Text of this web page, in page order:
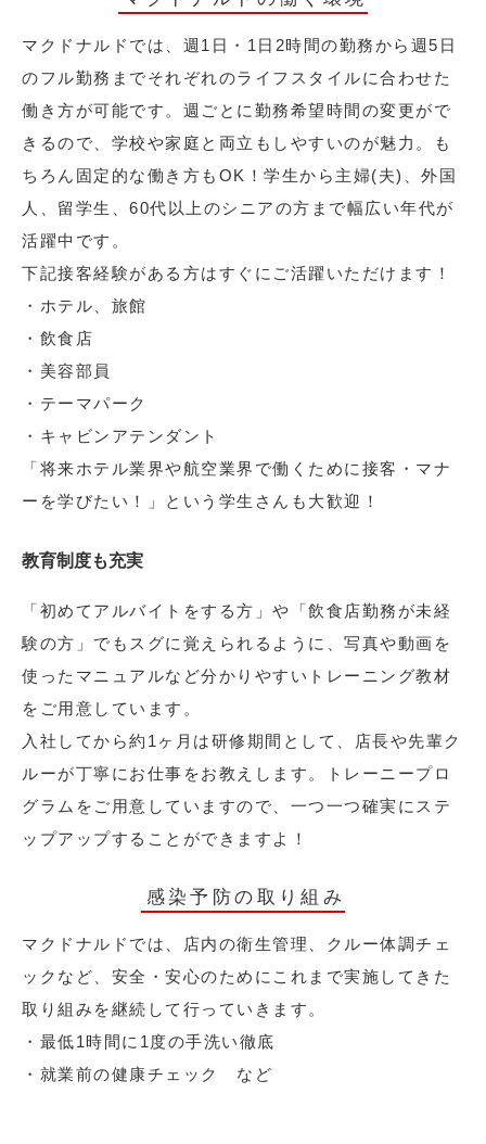
マクドナルドでは、週1日・1日2時間の勤務から週5日
のフル勤務までそれぞれのライフスタイルに合わせた
働き方が可能です。週ごとに勤務希望時間の変更がで
きるので、学校や家庭と両立もしやすいのが魅力。も
ちろん固定的な働き方もOK！学生から主婦(夫)、外国
人、留学生、60代以上のシニアの方まで幅広い年代が
活躍中です。
下記接客経験がある方はすぐにご活躍いただけます！
・ホテル、旅館
・飲食店
・美容部員
・テーマパーク
・キャビンアテンダント
「将来ホテル業界や航空業界で働くために接客・マナ
ーを学びたい！」という学生さんも大歓迎！
教育制度も充実
「初めてアルバイトをする方」や「飲食店勤務が未経
験の方」でもスグに覚えられるように、写真や動画を
使ったマニュアルなど分かりやすいトレーニング教材
をご用意しています。
入社してから約1ヶ月は研修期間として、店長や先輩ク
ルーが丁寧にお仕事をお教えします。トレーニープロ
グラムをご用意していますので、一つ一つ確実にステ
ップアップすることができますよ！
感染予防の取り組み
マクドナルドでは、店内の衛生管理、クルー体調チェ
ックなど、安全・安心のためにこれまで実施してきた
取り組みを継続して行っていきます。
・最低1時間に1度の手洗い徹底
・就業前の健康チェック など